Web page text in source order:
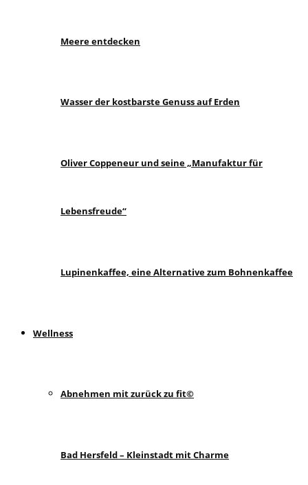
Meere entdecken
Wasser der kostbarste Genuss auf Erden
Oliver Coppeneur und seine „Manufaktur für
Lebensfreude“
Lupinenkaffee, eine Alternative zum Bohnenkaffee
Wellness
Abnehmen mit zurück zu fit©
Bad Hersfeld – Kleinstadt mit Charme